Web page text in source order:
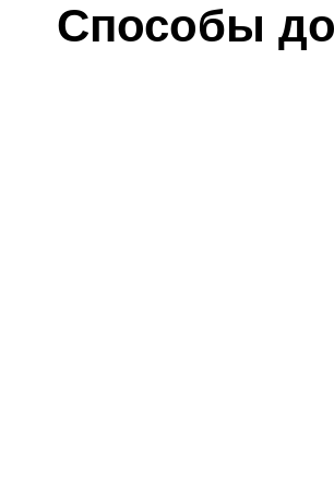
Способы